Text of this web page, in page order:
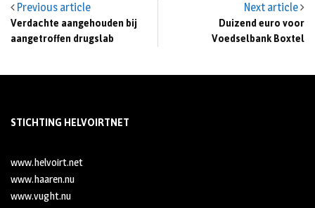
Previous article
Verdachte aangehouden bij
aangetroffen drugslab
Next article
Duizend euro voor
Voedselbank Boxtel
STICHTING HELVOIRTNET
www.helvoirt.net
www.haaren.nu
www.vught.nu